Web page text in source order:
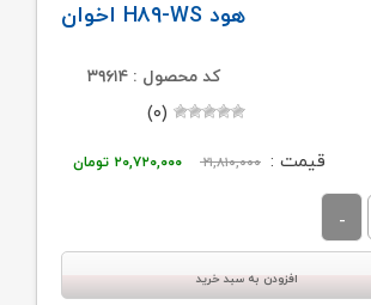
هود H۸۹-WS اخوان
کد محصول : ۳۹۶۱۴
(۰)
قیمت : ۲۱,۸۱۰,۰۰۰
قیمت
۲۰,۷۲۰,۰۰۰ تومان
افزودن به سبد خرید